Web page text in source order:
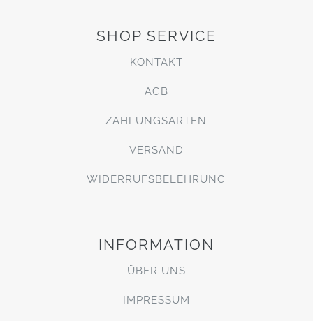
SHOP SERVICE
KONTAKT
AGB
ZAHLUNGSARTEN
VERSAND
WIDERRUFSBELEHRUNG
INFORMATION
ÜBER UNS
IMPRESSUM